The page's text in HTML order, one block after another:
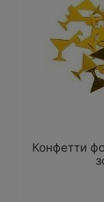
Конфетти